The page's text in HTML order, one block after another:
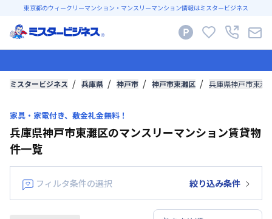
東京都のウィークリーマンション・マンスリーマンション情報はミスタービジネス
ミスタービジネス 兵庫県 神戸市 神戸市東灘区 兵庫県神戸市東灘
家具・家電付き、敷金礼金無料！
兵庫県神戸市東灘区のマンスリーマンション賃貸物
件一覧
フィルタ条件の選択 絞り込み条件